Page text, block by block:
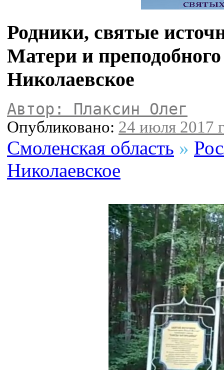
Родники, святые
Матери и
Николаевское
Автор: Плаксин Олег
Опубликовано: 24 июля 2017
Смоленская область »
Николаевское